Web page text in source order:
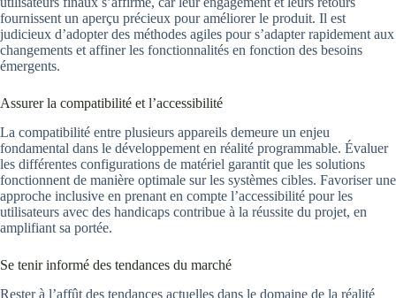
fournissent un aperçu précieux pour améliorer le produit. Il est
judicieux d’adopter des méthodes agiles pour s’adapter rapidement aux
changements et affiner les fonctionnalités en fonction des besoins
émergents.
Assurer la compatibilité et l’accessibilité
La compatibilité entre plusieurs appareils demeure un enjeu
fondamental dans le développement en réalité programmable. Évaluer
les différentes configurations de matériel garantit que les solutions
fonctionnent de manière optimale sur les systèmes cibles. Favoriser une
approche inclusive en prenant en compte l’accessibilité pour les
utilisateurs avec des handicaps contribue à la réussite du projet, en
amplifiant sa portée.
Se tenir informé des tendances du marché
Rester à l’affût des tendances actuelles dans le domaine de la réalité